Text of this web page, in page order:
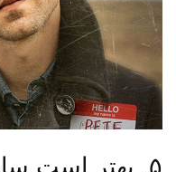
۵. بهتر است